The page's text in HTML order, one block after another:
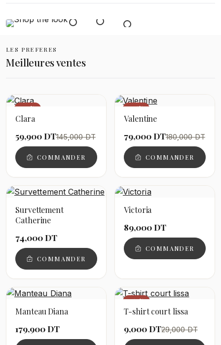
LES PREFERES
Meilleures ventes
−59%
Clara
59,900 DT145,000 DT
COMMANDER
−56%
Valentine
79,000 DT180,000 DT
COMMANDER
Survettement
Catherine
74,000 DT
COMMANDER
Victoria
89,000 DT
COMMANDER
Manteau Diana
179,900 DT
−69%
T-shirt court lissa
9,000 DT29,000 DT